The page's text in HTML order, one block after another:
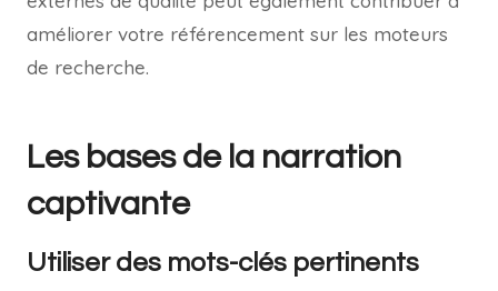
améliorer votre référencement sur les moteurs
de recherche.
Les bases de la narration
captivante
Utiliser des mots-clés pertinents